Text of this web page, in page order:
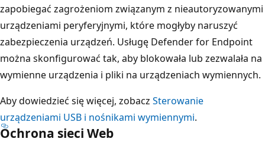
zapobiegać zagrożeniom związanym z nieautoryzowanymi
urządzeniami peryferyjnymi, które mogłyby naruszyć
zabezpieczenia urządzeń. Usługę Defender for Endpoint
można skonfigurować tak, aby blokowała lub zezwalała na
wymienne urządzenia i pliki na urządzeniach wymiennych.
Aby dowiedzieć się więcej, zobacz Sterowanie
urządzeniami USB i nośnikami wymiennymi.
Ochrona sieci Web